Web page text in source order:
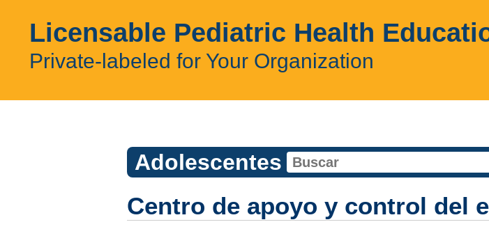
Licensable Pediatric Health
Private-labeled for Your Organization
Adolescentes
Centro de apoyo y control del